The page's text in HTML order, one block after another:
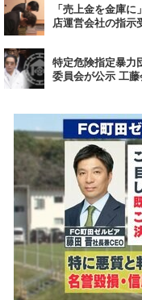
「売上金を金庫
店運営会社の指示
特定危険指定暴力
委員会が公示 工